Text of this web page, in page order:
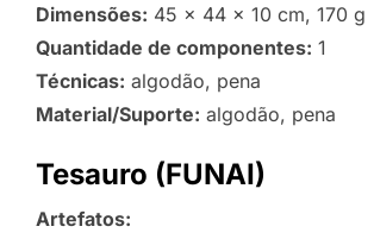
Dimensões: 45 x 44 x 10 cm, 170 g
Quantidade de componentes: 1
Técnicas: algodão, pena
Material/Suporte: algodão, pena
Tesauro (FUNAI)
Artefatos: